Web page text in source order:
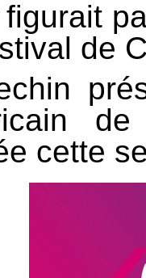
de
cette